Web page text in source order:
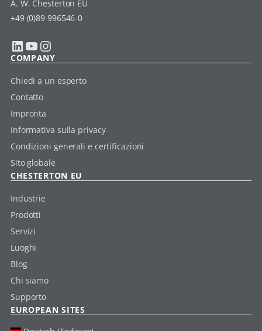
A. W. Chesterton EU
+49 (0)89 996546-0
LinkedIn YouTube Instagram
COMPANY
Chiedi a un esperto
Contatto
Impronta
Informativa sulla privacy
Condizioni generali e certificazioni
Sito globale
CHESTERTON EU
Industrie
Prodotti
Servizi
Luoghi
Blog
Chi siamo
Supporto
EUROPEAN SITES